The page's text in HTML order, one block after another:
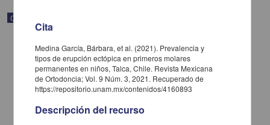
Correspondencia postal
Cita
Medina García, Bárbara, et al. (2021). Prevalencia y
tipos de erupción ectópica en primeros molares
permanentes en niños, Talca, Chile. Revista Mexicana
de Ortodoncia; Vol. 9 Núm. 3, 2021. Recuperado de
https://repositorio.unam.mx/contenidos/4160893
Descripción del recurso